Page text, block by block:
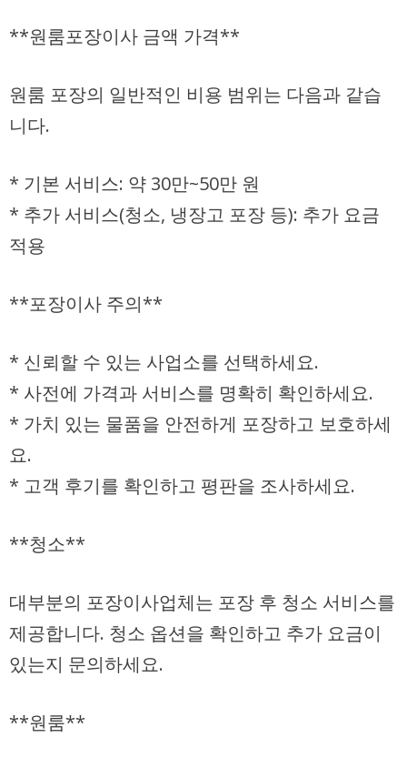
**원룸포장이사 금액 가격**
원룸 포장의 일반적인 비용 범위는 다음과 같습
니다.
* 기본 서비스: 약 30만~50만 원
* 추가 서비스(청소, 냉장고 포장 등): 추가 요금
적용
**포장이사 주의**
* 신뢰할 수 있는 사업소를 선택하세요.
* 사전에 가격과 서비스를 명확히 확인하세요.
* 가치 있는 물품을 안전하게 포장하고 보호하세
요.
* 고객 후기를 확인하고 평판을 조사하세요.
**청소**
대부분의 포장이사업체는 포장 후 청소 서비스를
제공합니다. 청소 옵션을 확인하고 추가 요금이
있는지 문의하세요.
**원룸**